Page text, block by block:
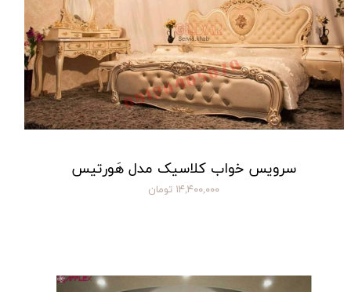
سرویس خواب کلاسیک مدل هَورتیس
۱۴,۴۰۰,۰۰۰ تومان